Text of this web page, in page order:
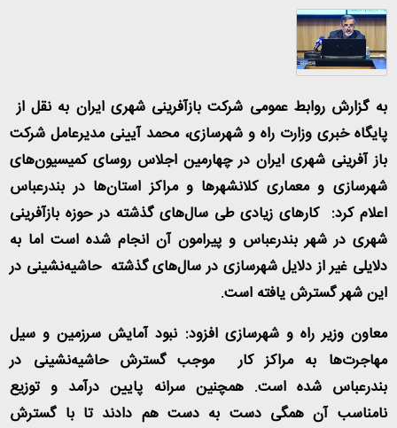
به گزارش روابط عمومی شرکت بازآفرینی شهری ایران به نقل از
پایگاه خبری وزارت راه و شهرسازی، محمد آیینی مدیرعامل شرکت
باز آفرینی شهری ایران در چهارمین اجلاس روسای کمیسیون‌های
شهرسازی و معماری کلانشهرها و مراکز استان‌ها در بندرعباس
اعلام کرد: کارهای زیادی طی سال‌های گذشته در حوزه بازآفرینی
شهری در شهر بندرعباس و پیرامون آن انجام شده است اما به
دلایلی غیر از دلایل شهرسازی در سال‌های گذشته حاشیه‌نشینی در
این شهر گسترش یافته است.
معاون وزیر راه و شهرسازی افزود: نبود آمایش سرزمین و سیل
مهاجرت‌ها به مراکز کار موجب گسترش حاشیه‌نشینی در
بندرعباس شده است. همچنین سرانه پایین درآمد و توزیع
نامناسب آن همگی دست به دست هم دادند تا با گسترش